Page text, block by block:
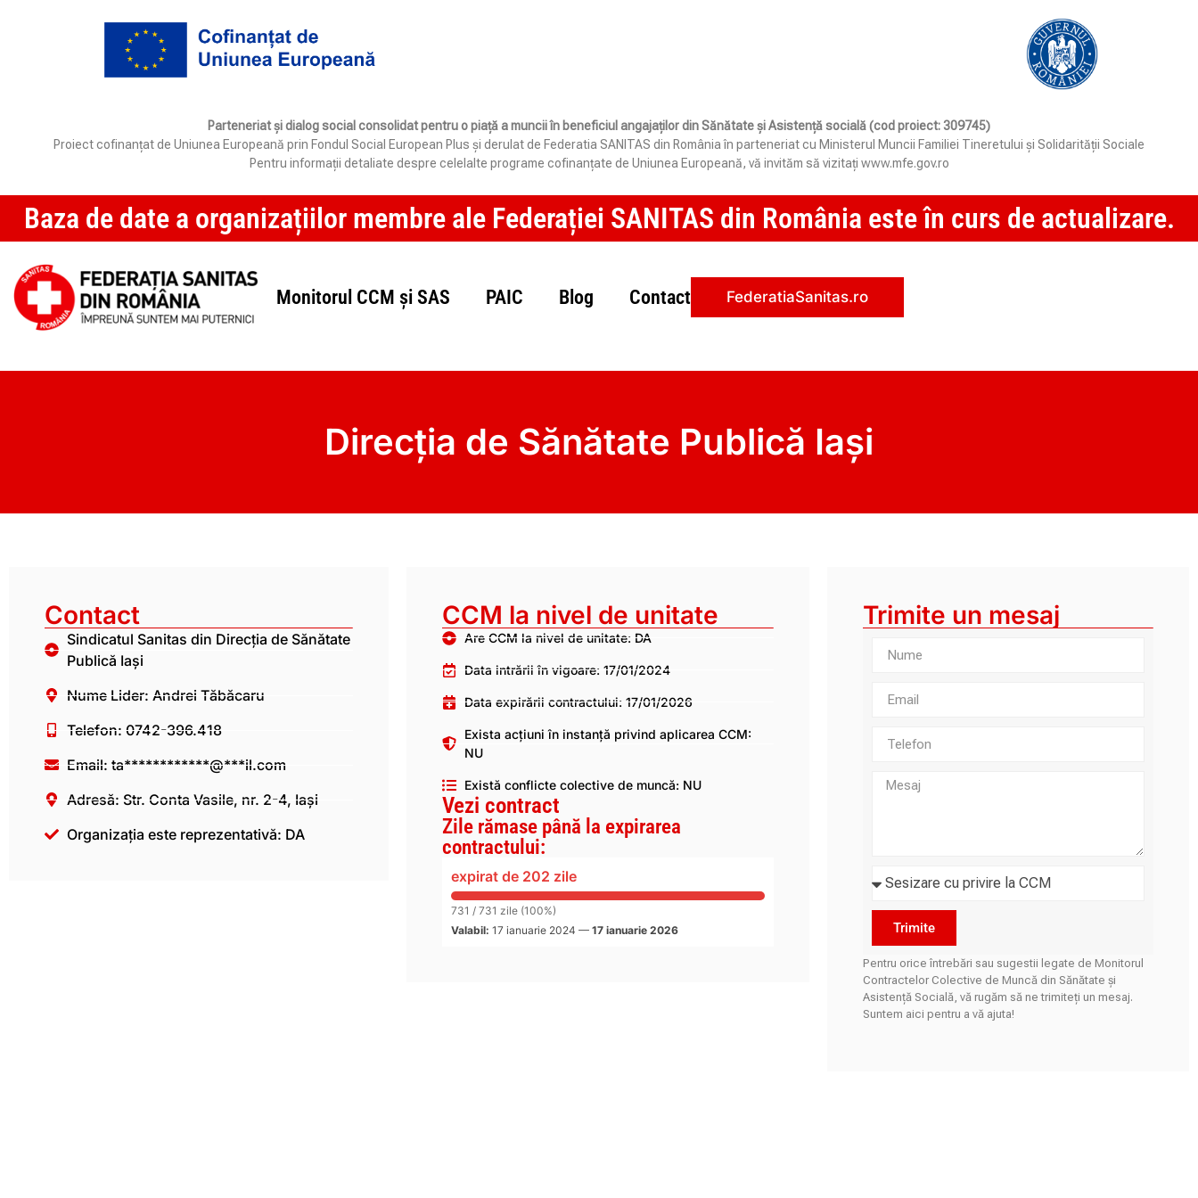
Parteneriat și dialog social consolidat pentru o piață a muncii în beneficiul angajaților din Sănătate și Asistență socială (cod proiect: 309745)
Proiect cofinanțat de Uniunea Europeană prin Fondul Social European Plus și derulat de Federatia SANITAS din România în parteneriat cu Ministerul Muncii Familiei Tineretului și Solidarității Sociale
Pentru informații detaliate despre celelalte programe cofinanțate de Uniunea Europeană, vă invităm să vizitați www.mfe.gov.ro
Baza de date a organizațiilor membre ale Federației SANITAS din România este în curs de actualizare.
Monitorul CCM și SAS PAIC Blog Contact FederatiaSanitas.ro
Direcția de Sănătate Publică Iași
Contact
Sindicatul Sanitas din Direcția de Sănătate
Publică Iași
Nume Lider: Andrei Tăbăcaru
Telefon: 0742-396.418
Email: ta************@***il.com
Adresă: Str. Conta Vasile, nr. 2-4, Iași
Organizația este reprezentativă: DA
CCM la nivel de unitate
Are CCM la nivel de unitate: DA
Data intrării în vigoare: 17/01/2024
Data expirării contractului: 17/01/2026
Exista acțiuni în instanță privind aplicarea CCM:
NU
Există conflicte colective de muncă: NU
Vezi contract
Zile rămase până la expirarea
contractului:
expirat de 202 zile
731 / 731 zile (100%)
Valabil: 17 ianuarie 2024 — 17 ianuarie 2026
Trimite un mesaj
Trimite
Pentru orice întrebări sau sugestii legate de Monitorul
Contractelor Colective de Muncă din Sănătate și
Asistență Socială, vă rugăm să ne trimiteți un mesaj.
Suntem aici pentru a vă ajuta!